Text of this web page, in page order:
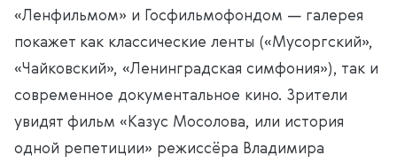
«Ленфильмом» и Госфильмофондом — галерея
покажет как классические ленты («Мусоргский»,
«Чайковский», «Ленинградская симфония»), так и
современное документальное кино. Зрители
увидят фильм «Казус Мосолова, или история
одной репетиции» режиссёра Владимира